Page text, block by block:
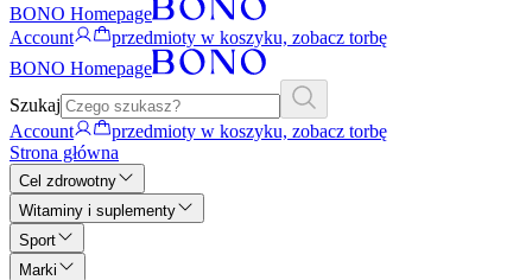
BONO Homepage
Account
przedmioty w koszyku, zobacz torbę
BONO Homepage
Szukaj
Account
przedmioty w koszyku, zobacz torbę
Strona główna
Cel zdrowotny
Witaminy i suplementy
Sport
Marki